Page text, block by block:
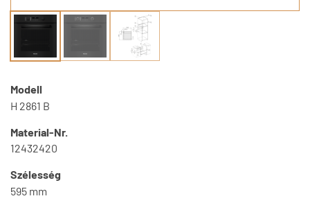
Modell
H 2861 B
Material-Nr.
12432420
Szélesség
595 mm